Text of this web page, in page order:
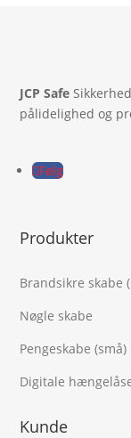
JCP Safe
pålidelighed og
Følg
Produkter
Brandsikre skabe
Nøgle skabe
Pengeskabe (små)
Digitale
Kunde